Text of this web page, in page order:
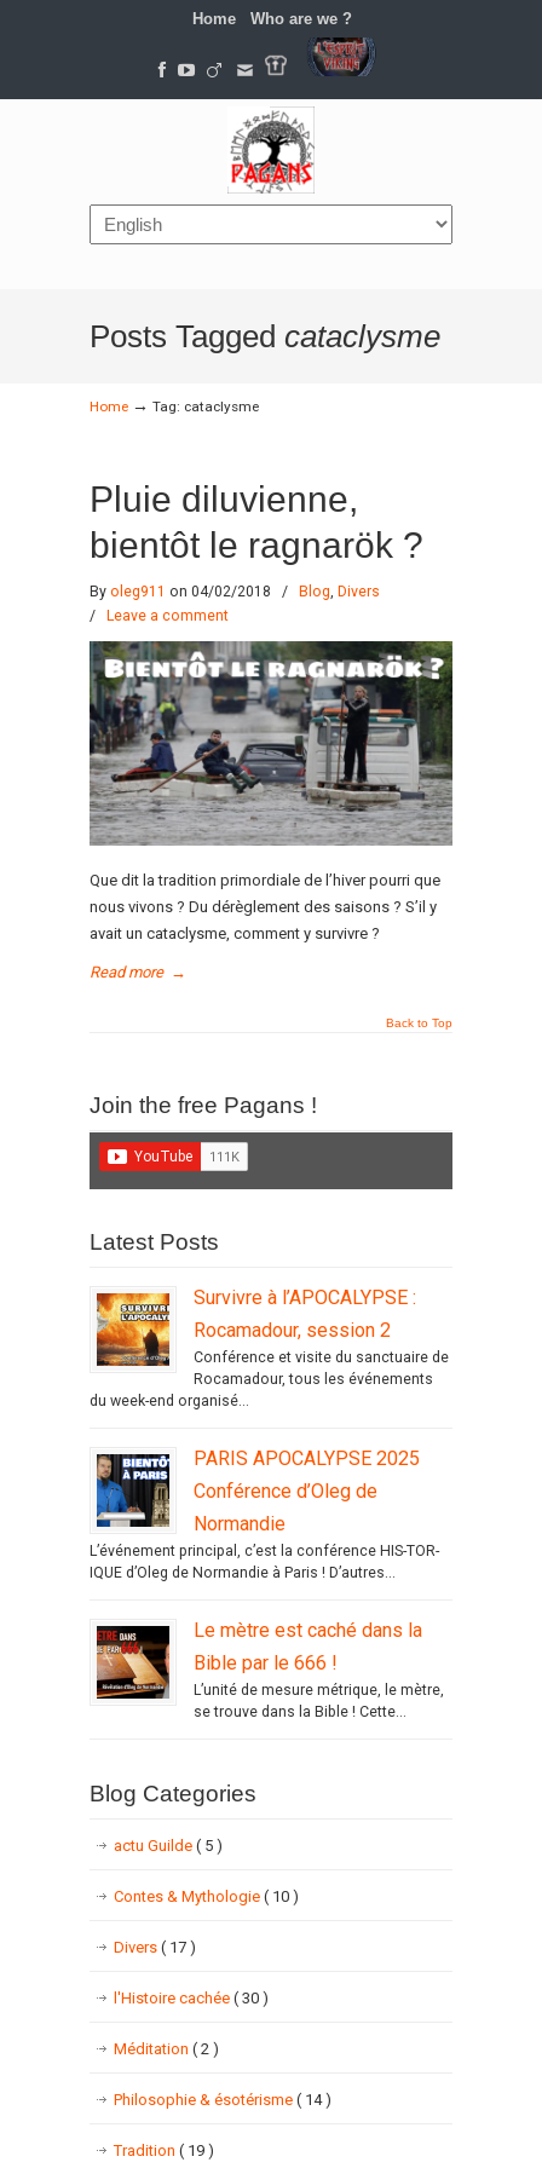
Home Who are we ?
Navigation
Posts Tagged cataclysme
Home → Tag: cataclysme
Pluie diluvienne,
bientôt le ragnarök ?
By oleg911 on 04/02/2018 / Blog, Divers
/
Leave a comment
Que dit la tradition primordiale de l’hiver pourri que
nous vivons ? Du dérèglement des saisons ? S’il y
avait un cataclysme, comment y survivre ?
Read more →
Back to Top
Join the free Pagans !
Latest Posts
Survivre à l’APOCALYPSE :
Rocamadour, session 2
Conférence et visite du sanctuaire de
Rocamadour, tous les événements
du week-end organisé...
PARIS APOCALYPSE 2025
Conférence d’Oleg de
Normandie
L’événement principal, c’est la conférence HIS-TOR-
IQUE d’Oleg de Normandie à Paris ! D’autres...
Le mètre est caché dans la
Bible par le 666 !
L’unité de mesure métrique, le mètre,
se trouve dans la Bible ! Cette...
Blog Categories
actu Guilde ( 5 )
Contes & Mythologie ( 10 )
Divers ( 17 )
l'Histoire cachée ( 30 )
Méditation ( 2 )
Philosophie & ésotérisme ( 14 )
Tradition ( 19 )